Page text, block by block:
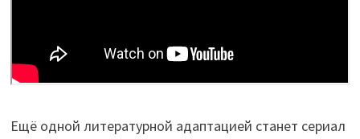
Ещё одной литературной адаптацией станет сериал